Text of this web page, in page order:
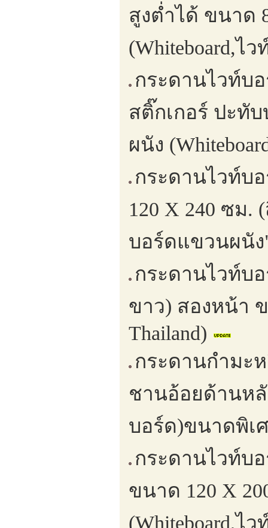
สูงต่ำได้ ขนาด
(Whiteboard,ไ
กระดานไวท์บ
สติ๊กเกอร์ ปะทั
ผนัง
กระดานไวท์บ
120 X 240 ซม.
บอร์ดแขวนผนั
กระดานไวท์บ
ขาว) สองหน้า ข
Thailand)
กระดานกำมะ
ชานอ้อยด้านหลั
บอร์ด)ขนาดพิเ
กระดานไวท์บ
ขนาด 120 X
(Whiteboard,ไ